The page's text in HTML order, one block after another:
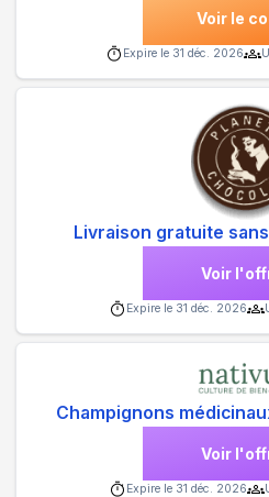
Voir le
Expire le 31 déc. 2026
Livraison gratuite
Voir
Expire le 31 déc. 2026
Champignons
Voir
Expire le 31 déc. 2026